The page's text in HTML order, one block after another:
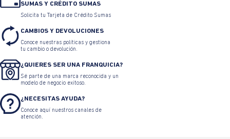
SUMAS Y CRÉDITO SUMAS
Solicita tu Tarjeta de Crédito Sumas
CAMBIOS Y DEVOLUCIONES
Conoce nuestras políticas y gestiona
tu cambio o devolución.
¿QUIERES SER UNA FRANQUICIA?
Sé parte de una marca reconocida y un
modelo de negocio exitoso.
¿NECESITAS AYUDA?
Conoce aquí nuestros canales de
atención.